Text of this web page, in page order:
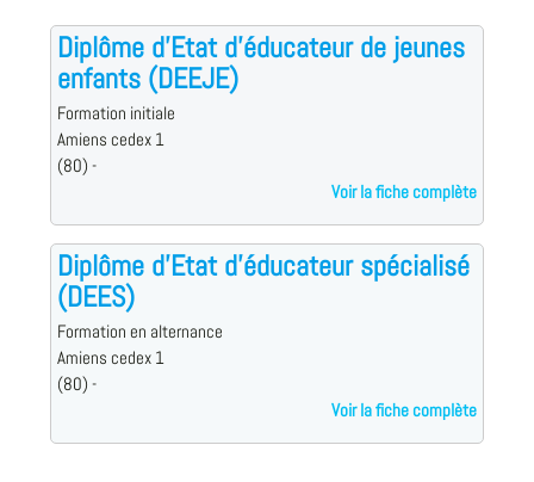
Diplôme d'Etat d'éducateur de jeunes
enfants (DEEJE)
Formation initiale
Amiens cedex 1
(80) -
Voir la fiche complète
Diplôme d'Etat d'éducateur spécialisé
(DEES)
Formation en alternance
Amiens cedex 1
(80) -
Voir la fiche complète